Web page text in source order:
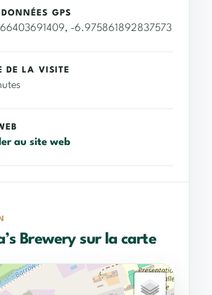
GPS
-6.975861892837573
DE LA VISITE
au site web
Brewery sur la carte